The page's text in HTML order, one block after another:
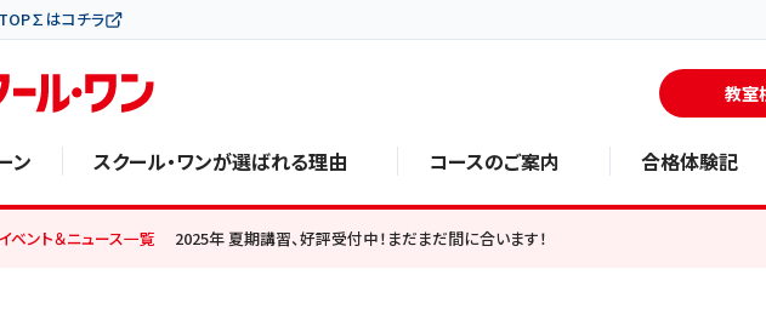
はコチラ
教室
ン スクール・ワンが選ばれる理由 コースのご案内 合格体験記
イベント＆ニュース一覧 2025年 夏期講習、好評受付中！まだまだ間に合います！